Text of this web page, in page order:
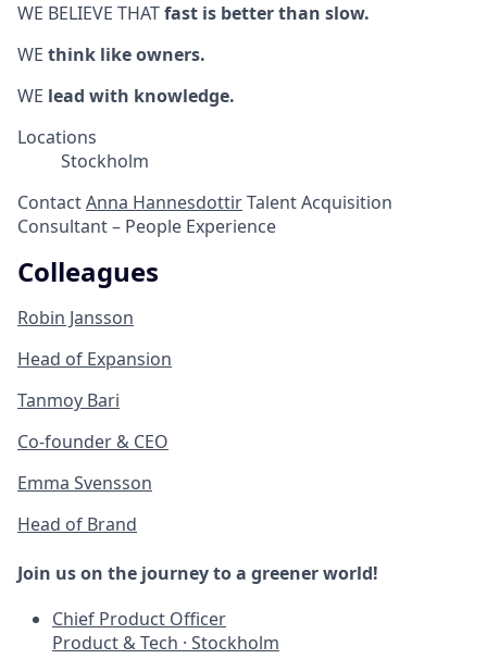
WE BELIEVE THATfast is better than slow.
WE think like owners.
WE lead with knowledge.
Locations
Stockholm
ContactAnna HannesdottirTalent Acquisition
Consultant – People Experience
Colleagues
Robin Jansson
Head of Expansion
Tanmoy Bari
Co-founder & CEO
Emma Svensson
Head of Brand
Join us on the journey to a greener world!
Chief Product Officer
Product & Tech · Stockholm